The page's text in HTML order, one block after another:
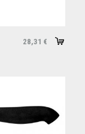
28,31 €